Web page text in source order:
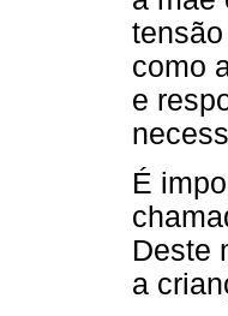
como
e
É
Deste
a